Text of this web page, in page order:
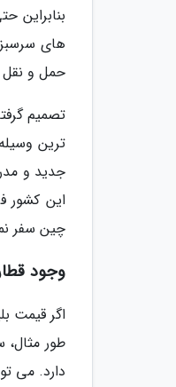
بنابراین
های
حمل و نقل
تصمیم
ترین
جدید و
این کشور
چین سفر
وجود
اگر قیمت
طور مثال،
دارد. می